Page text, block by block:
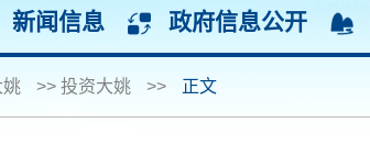
新闻信息 政府信息公开
>> 投资大姚 >> 正文